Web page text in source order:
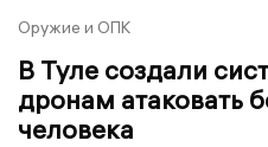
Оружие и ОПК
В Туле создали
дронам атаковать
человека